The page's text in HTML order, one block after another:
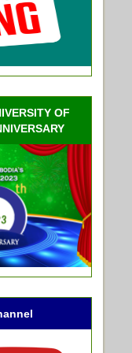
OF